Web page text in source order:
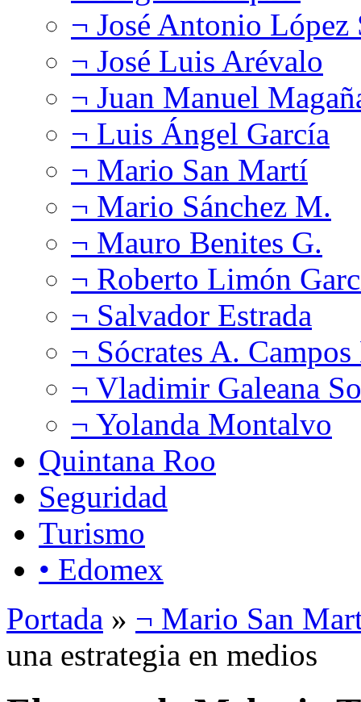
¬ José Antonio López
¬ José Luis Arévalo
¬ Juan Manuel
¬ Luis Ángel García
¬ Mario San Martí
¬ Mario Sánchez M.
¬ Mauro Benites G.
¬ Roberto Limón
¬ Salvador Estrada
¬ Sócrates A.
¬ Vladimir Galeana
¬ Yolanda Montalvo
Quintana Roo
Seguridad
Turismo
• Edomex
Portada » ¬ Mario San
una estrategia en medios